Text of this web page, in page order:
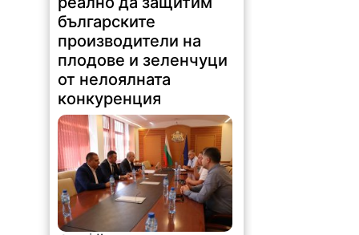
българските
производители на
плодове и зеленчуци
от нелоялната
конкуренция
56 | 2026-08-06 14:54:34